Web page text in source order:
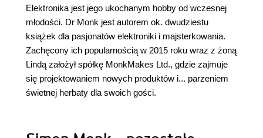
Elektronika jest jego ukochanym hobby od wczesnej
młodości. Dr Monk jest autorem ok. dwudziestu
książek dla pasjonatów elektroniki i majsterkowania.
Zachęcony ich popularnością w 2015 roku wraz z żoną
Lindą założył spółkę MonkMakes Ltd., gdzie zajmuje
się projektowaniem nowych produktów i... parzeniem
świetnej herbaty dla swoich gości.